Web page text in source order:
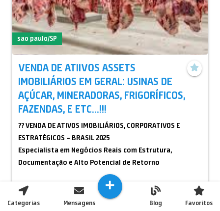
sao paulo/SP
VENDA DE ATIIVOS ASSETS
IMOBILIÁRIOS EM GERAL: USINAS DE
AÇÚCAR, MINERADORAS, FRIGORÍFICOS,
FAZENDAS, E ETC...!!!
?? VENDA DE ATIVOS IMOBILIÁRIOS, CORPORATIVOS E
ESTRATÉGICOS – BRASIL 2025
Especialista em Negócios Reais com Estrutura,
Documentação e Alto Potencial de Retorno
Atuamos em todo o Brasil com a comercialização e
assessoria técnica de ativos imobiliários e
Categorias Mensagens Blog Favoritos